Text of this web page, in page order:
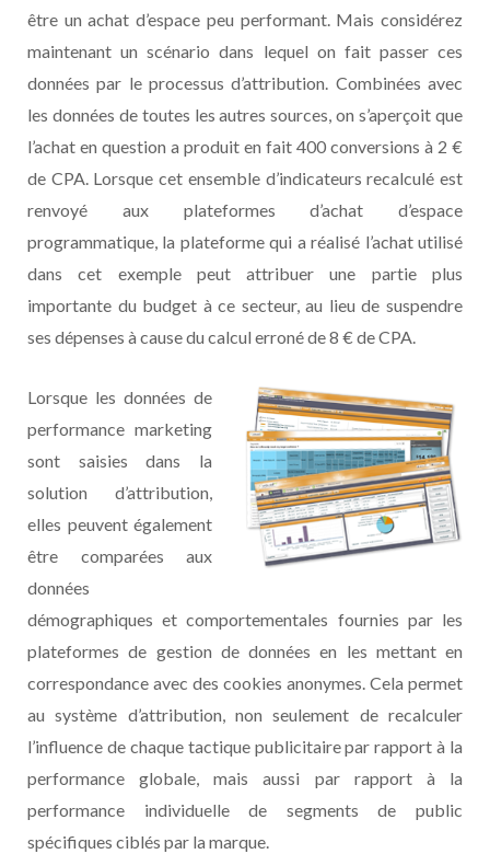
être un achat d’espace peu performant. Mais considérez
maintenant un scénario dans lequel on fait passer ces
données par le processus d’attribution. Combinées avec
les données de toutes les autres sources, on s’aperçoit que
l’achat en question a produit en fait 400 conversions à 2 €
de CPA. Lorsque cet ensemble d’indicateurs recalculé est
renvoyé aux plateformes d’achat d’espace
programmatique, la plateforme qui a réalisé l’achat utilisé
dans cet exemple peut attribuer une partie plus
importante du budget à ce secteur, au lieu de suspendre
ses dépenses à cause du calcul erroné de 8 € de CPA.
Lorsque les données de
performance marketing
sont saisies dans la
solution d’attribution,
elles peuvent également
être comparées aux
données
démographiques et comportementales fournies par les
plateformes de gestion de données en les mettant en
correspondance avec des cookies anonymes. Cela permet
au système d’attribution, non seulement de recalculer
l’influence de chaque tactique publicitaire par rapport à la
performance globale, mais aussi par rapport à la
performance individuelle de segments de public
spécifiques ciblés par la marque.